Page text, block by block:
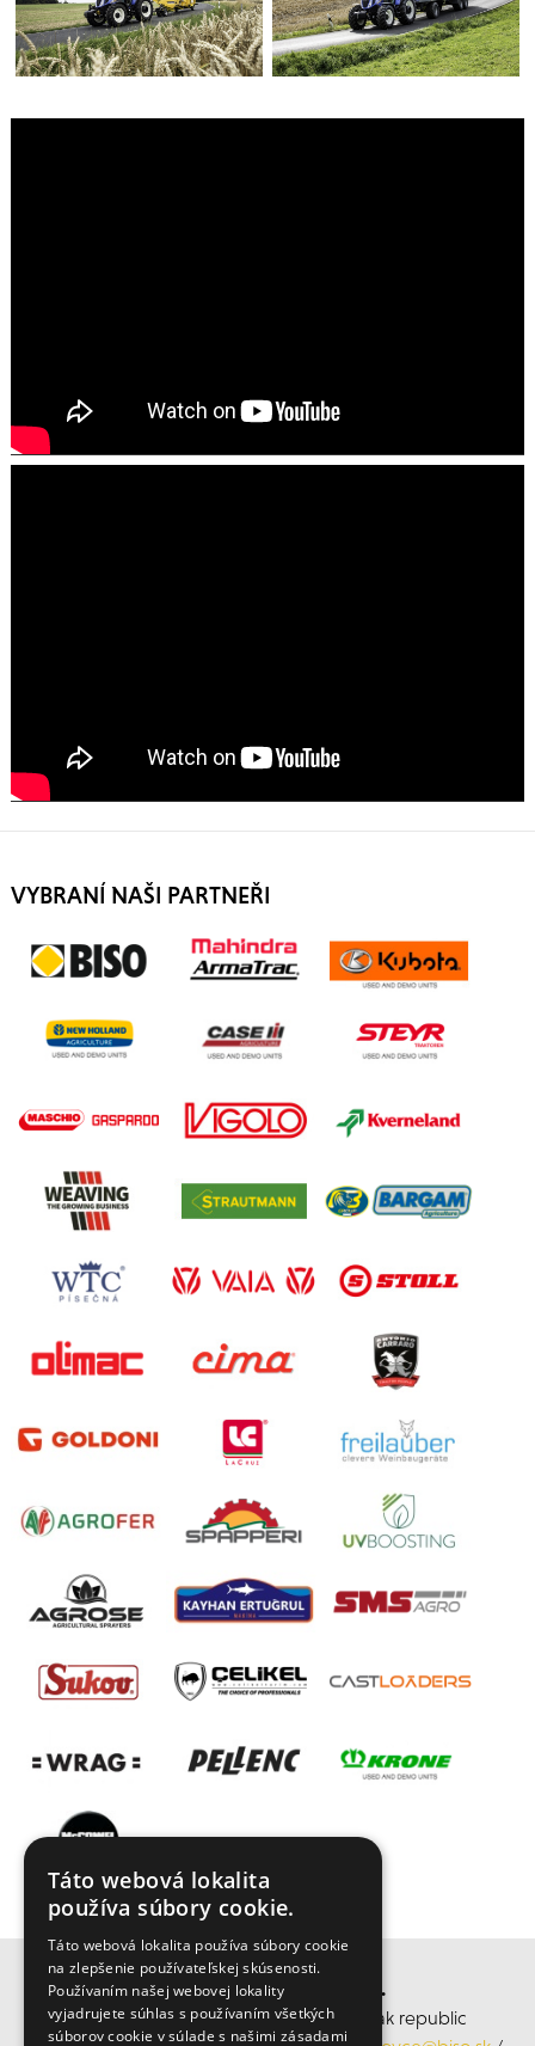
VYBRANÍ NAŠI PARTNEŘI
BISO SCHRATTENECKER s.r.o.
středisko Rohovce, Rohovce 290, Slovak republic
Táto webová lokalita
používa súbory cookie.
Táto webová lokalita používa súbory cookie
na zlepšenie používateľskej skúsenosti.
Používaním našej webovej lokality
vyjadrujete súhlas s používaním všetkých
súborov cookie v súlade s našimi zásadami